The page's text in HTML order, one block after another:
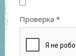
Проверка *